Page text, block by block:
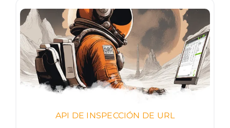
API DE INSPECCIÓN DE URL